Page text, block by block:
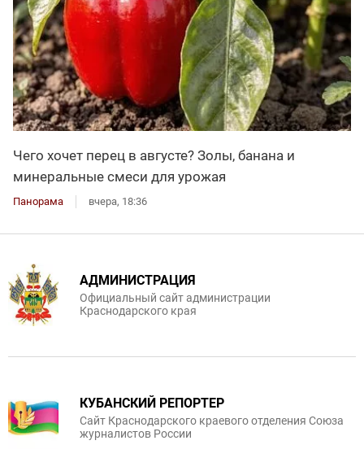
Чего хочет перец в августе? Золы, банана и
минеральные смеси для урожая
Панорама вчера, 18:36
АДМИНИСТРАЦИЯ
Официальный сайт администрации
Краснодарского края
КУБАНСКИЙ РЕПОРТЕР
Сайт Краснодарского краевого отделения Союза
журналистов России